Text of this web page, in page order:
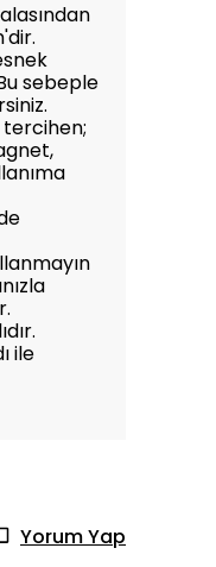
sebeple
ile
Yorum Yap